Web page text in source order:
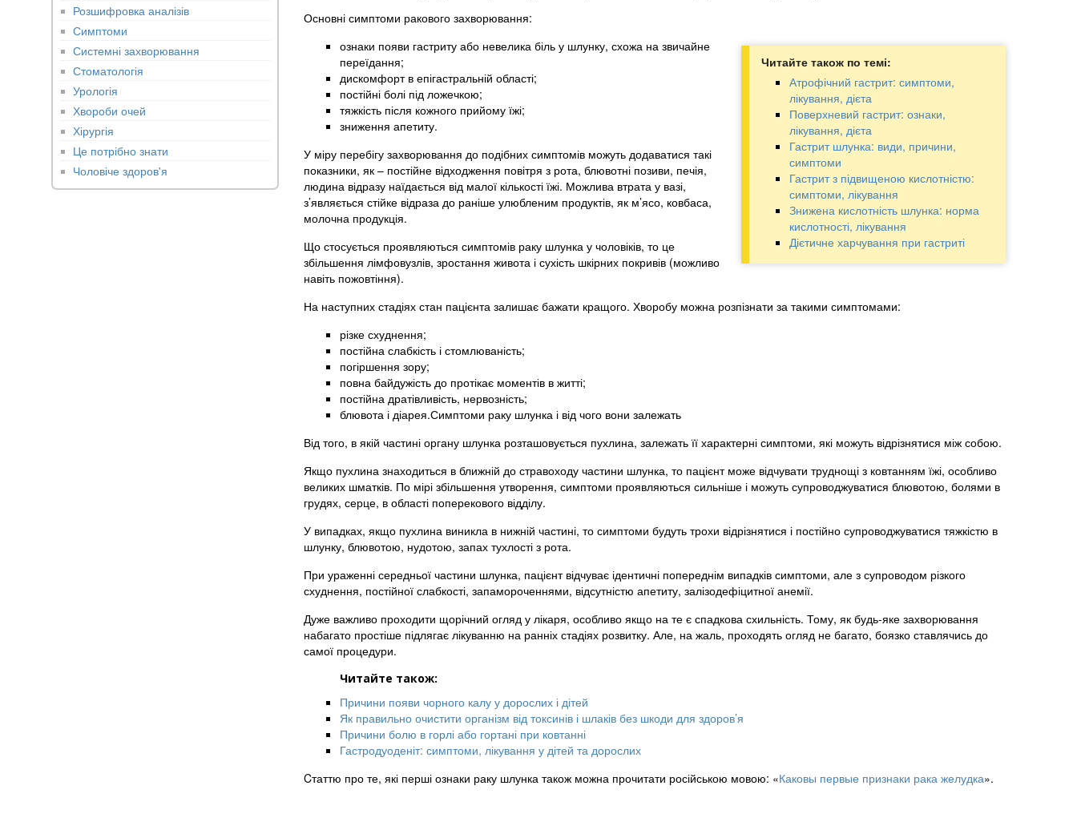
Основні симптоми ракового захворювання:
Читайте також по темі:
Атрофічний гастрит: симптоми,
лікування, дієта
Поверхневий гастрит: ознаки,
лікування, дієта
Гастрит шлунка: види, причини,
симптоми
Гастрит з підвищеною кислотністю:
симптоми, лікування
Знижена кислотність шлунка: норма
кислотності, лікування
Дієтичне харчування при гастриті
ознаки появи гастриту або невелика біль у шлунку, схожа на звичайне
переїдання;
дискомфорт в епігастральній області;
постійні болі під ложечкою;
тяжкість після кожного прийому їжі;
зниження апетиту.
У міру перебігу захворювання до подібних симптомів можуть додаватися такі
показники, як – постійне відходження повітря з рота, блювотні позиви, печія,
людина відразу наїдається від малої кількості їжі. Можлива втрата у вазі,
з’являється стійке відраза до раніше улюбленим продуктів, як м’ясо, ковбаса,
молочна продукція.
Що стосується проявляються симптомів раку шлунка у чоловіків, то це
збільшення лімфовузлів, зростання живота і сухість шкірних покривів (можливо
навіть пожовтіння).
На наступних стадіях стан пацієнта залишає бажати кращого. Хворобу можна розпізнати за такими симптомами:
різке схуднення;
постійна слабкість і стомлюваність;
погіршення зору;
повна байдужість до протікає моментів в житті;
постійна дратівливість, нервозність;
блювота і діарея.Симптоми раку шлунка і від чого вони залежать
Від того, в якій частині органу шлунка розташовується пухлина, залежать її характерні симптоми, які можуть відрізнятися між собою.
Якщо пухлина знаходиться в ближній до стравоходу частини шлунка, то пацієнт може відчувати труднощі з ковтанням їжі, особливо
великих шматків. По мірі збільшення утворення, симптоми проявляються сильніше і можуть супроводжуватися блювотою, болями в
грудях, серце, в області поперекового відділу.
У випадках, якщо пухлина виникла в нижній частині, то симптоми будуть трохи відрізнятися і постійно супроводжуватися тяжкістю в
шлунку, блювотою, нудотою, запах тухлості з рота.
При ураженні середньої частини шлунка, пацієнт відчуває ідентичні попереднім випадків симптоми, але з супроводом різкого
схуднення, постійної слабкості, запамороченнями, відсутністю апетиту, залізодефіцитної анемії.
Дуже важливо проходити щорічний огляд у лікаря, особливо якщо на те є спадкова схильність. Тому, як будь-яке захворювання
набагато простіше підлягає лікуванню на ранніх стадіях розвитку. Але, на жаль, проходять огляд не багато, боязко ставлячись до
самої процедури.
Читайте також:
Причини появи чорного калу у дорослих і дітей
Як правильно очистити організм від токсинів і шлаків без шкоди для здоров’я
Причини болю в горлі або гортані при ковтанні
Гастродуоденіт: симптоми, лікування у дітей та дорослих
Cтаттю про те, які перші ознаки раку шлунка також можна прочитати російською мовою: «Каковы первые признаки рака желудка».
Розшифровка аналізів
Симптоми
Системні захворювання
Стоматологія
Урологія
Хвороби очей
Хірургія
Це потрібно знати
Чоловіче здоров'я